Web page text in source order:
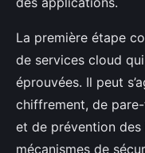
La première étape
de services cloud
éprouvées. Il peut
chiffrement, de
et de prévention des
mécanismes de